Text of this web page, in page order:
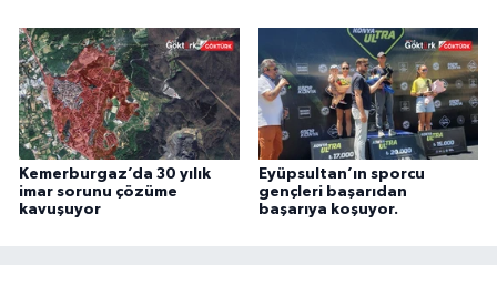
Kemerburgaz’da 30 yılık
imar sorunu çözüme
kavuşuyor
Eyüpsultan’ın sporcu
gençleri başarıdan
başarıya koşuyor.